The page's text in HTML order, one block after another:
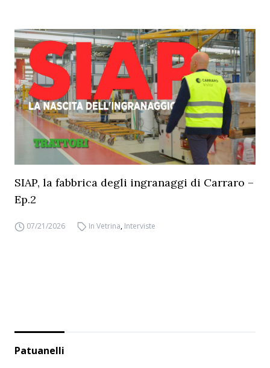
SIAP, la fabbrica degli ingranaggi di Carraro –
Ep.2
07/21/2026 In Vetrina, Interviste
Patuanelli